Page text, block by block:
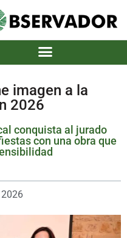
imagen a la
2026
conquista al jurado
con una obra que